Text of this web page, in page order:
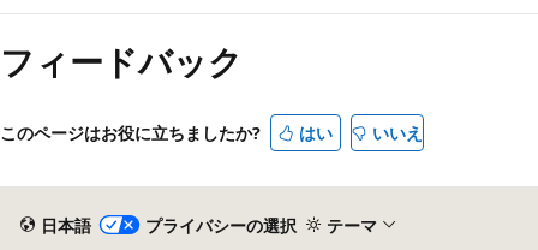
フィードバック
このページはお役に立ちましたか? はい いいえ
日本語 プライバシーの選択 テーマ